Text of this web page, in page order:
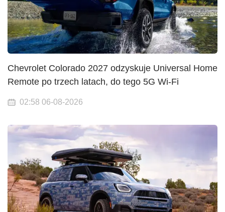
Chevrolet Colorado 2027 odzyskuje Universal Home
Remote po trzech latach, do tego 5G Wi-Fi
02:58 06-08-2026